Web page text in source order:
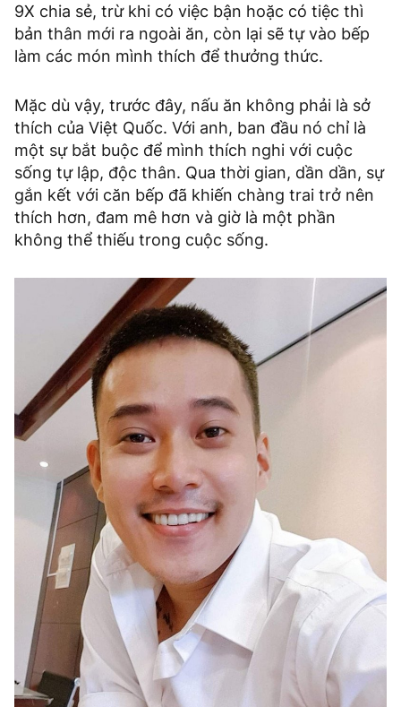
9X chia sẻ, trừ khi có việc bận hoặc có tiệc thì
bản thân mới ra ngoài ăn, còn lại sẽ tự vào bếp
làm các món mình thích để thưởng thức.
Mặc dù vậy, trước đây, nấu ăn không phải là sở
thích của Việt Quốc. Với anh, ban đầu nó chỉ là
một sự bắt buộc để mình thích nghi với cuộc
sống tự lập, độc thân. Qua thời gian, dần dần, sự
gắn kết với căn bếp đã khiến chàng trai trở nên
thích hơn, đam mê hơn và giờ là một phần
không thể thiếu trong cuộc sống.